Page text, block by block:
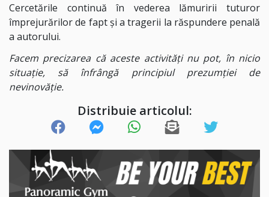
Cercetările continuă în vederea lămuririi tuturor
împrejurărilor de fapt și a tragerii la răspundere penală
a autorului.
Facem precizarea că aceste activități nu pot, în nicio
situație, să înfrângă principiul prezumției de
nevinovăție.
Distribuie articolul: